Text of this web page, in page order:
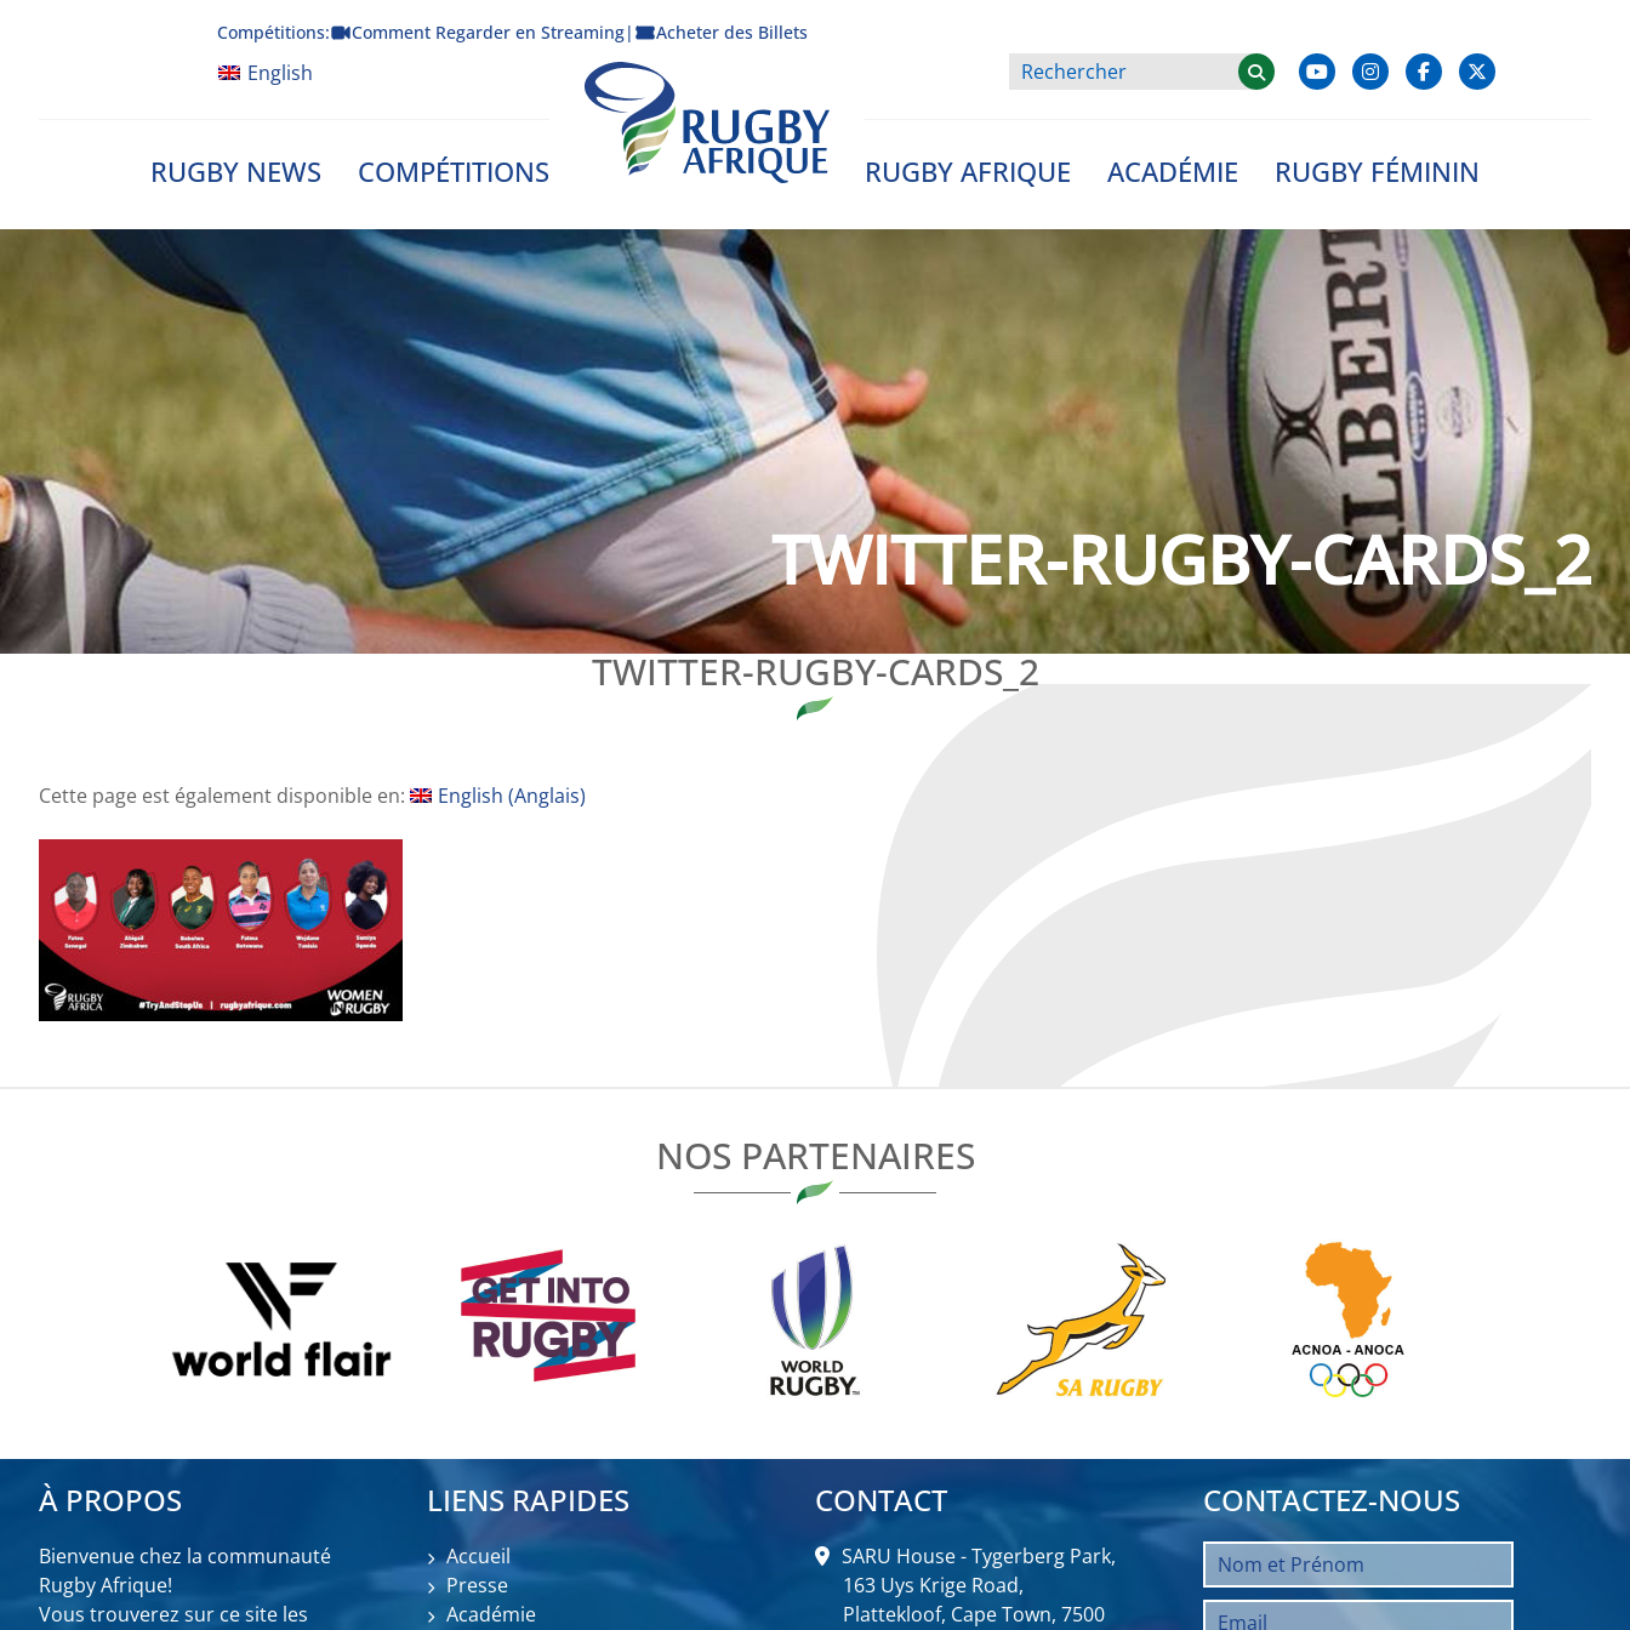
Compétitions: Comment Regarder en Streaming| Acheter des Billets
English
RUGBY NEWS COMPÉTITIONS
Rugby Afrique
RUGBY AFRIQUE ACADÉMIE RUGBY FÉMININ
TWITTER-RUGBY-CARDS_2
TWITTER-RUGBY-CARDS_2
Cette page est également disponible en: English (Anglais)
NOS PARTENAIRES
À PROPOS
Bienvenue chez la communauté
Rugby Afrique!
Vous trouverez sur ce site les
LIENS RAPIDES
Accueil
Presse
Académie
CONTACT
SARU House - Tygerberg Park,
163 Uys Krige Road,
Plattekloof, Cape Town, 7500
CONTACTEZ-NOUS